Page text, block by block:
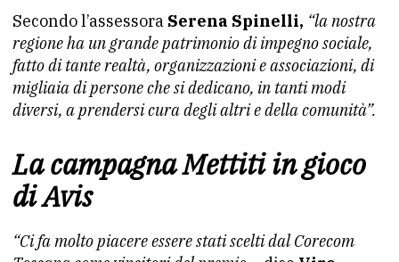
Secondo l’assessora Serena Spinelli, “la nostra
regione ha un grande patrimonio di impegno sociale,
fatto di tante realtà, organizzazioni e associazioni, di
migliaia di persone che si dedicano, in tanti modi
diversi, a prendersi cura degli altri e della comunità”.
La campagna Mettiti in gioco
di Avis
“Ci fa molto piacere essere stati scelti dal Corecom